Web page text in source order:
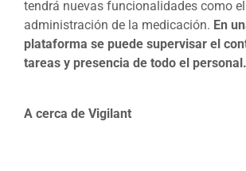
tendrá nuevas funcionalidades como
administración de la medicación. En
plataforma se puede supervisar el
tareas y presencia de todo el personal.
A cerca de Vigilant